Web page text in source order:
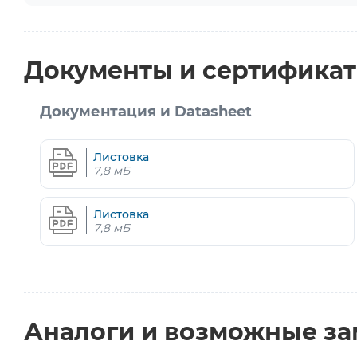
Документы и
Документация и Datasheet
Листовка
7,8 мБ
Листовка
7,8 мБ
Аналоги и возможные